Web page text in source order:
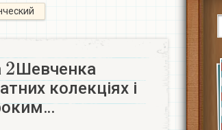
2
Шевченка
колекціях і